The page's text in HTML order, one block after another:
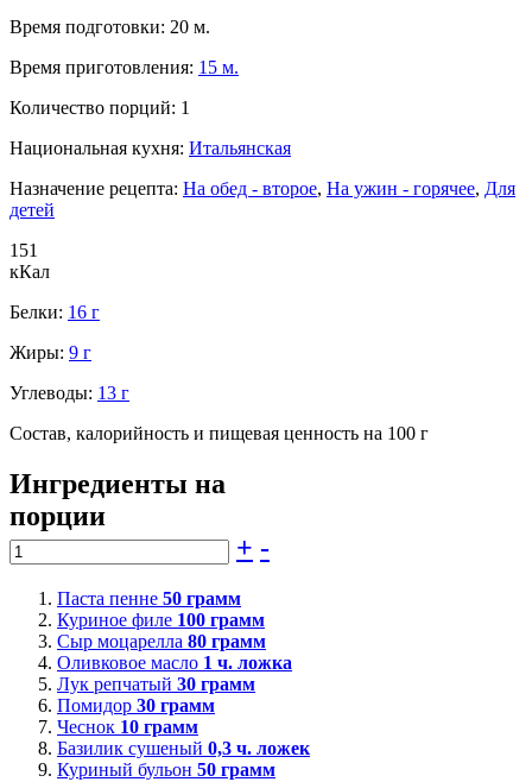
Время подготовки: 20 м.
Время приготовления: 15 м.
Количество порций: 1
Национальная кухня: Итальянская
Назначение рецепта: На обед - второе, На ужин - горячее, Для
детей
151
кКал
Белки: 16 г
Жиры: 9 г
Углеводы: 13 г
Состав, калорийность и пищевая ценность на 100 г
Ингредиенты на
порции
+ -
Паста пенне 50 грамм
Куриное филе 100 грамм
Сыр моцарелла 80 грамм
Оливковое масло 1 ч. ложка
Лук репчатый 30 грамм
Помидор 30 грамм
Чеснок 10 грамм
Базилик сушеный 0,3 ч. ложек
Куриный бульон 50 грамм